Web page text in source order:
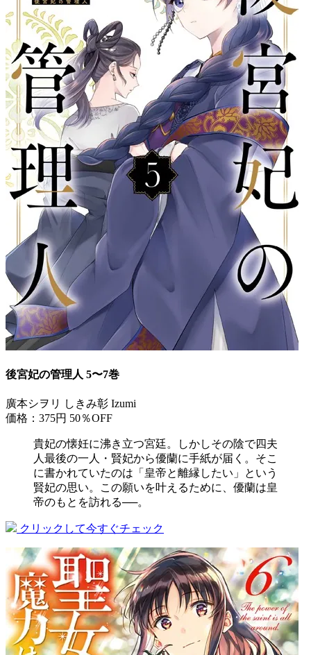
後宮妃の管理人 5〜7巻
廣本シヲリ しきみ彰 Izumi
価格：375円 50％OFF
貴妃の懐妊に沸き立つ宮廷。しかしその陰で四夫
人最後の一人・賢妃から優蘭に手紙が届く。そこ
に書かれていたのは「皇帝と離縁したい」という
賢妃の思い。この願いを叶えるために、優蘭は皇
帝のもとを訪れる──。
クリックして今すぐチェック